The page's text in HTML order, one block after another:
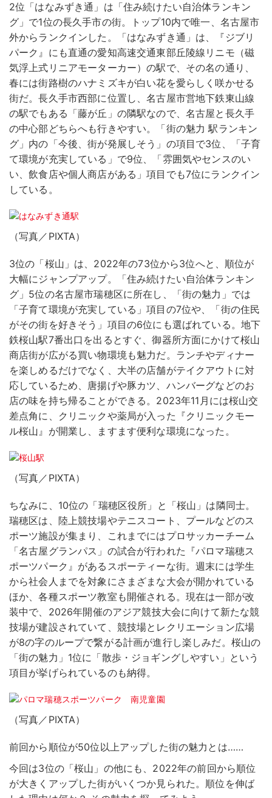
2位「はなみずき通」は「住み続けたい自治体ランキン
グ」で1位の長久手市の街。トップ10内で唯一、名古屋市
外からランクインした。「はなみずき通」は、『ジブリ
パーク』にも直通の愛知高速交通東部丘陵線リニモ（磁
気浮上式リニアモーターカー）の駅で、その名の通り、
春には街路樹のハナミズキが白い花を愛らしく咲かせる
街だ。長久手市西部に位置し、名古屋市営地下鉄東山線
の駅でもある「藤が丘」の隣駅なので、名古屋と長久手
の中心部どちらへも行きやすい。「街の魅力 駅ランキン
グ」内の「今後、街が発展しそう」の項目で3位、「子育
て環境が充実している」で9位、「雰囲気やセンスのい
い、飲食店や個人商店がある」項目でも7位にランクイン
している。
（写真／PIXTA）
3位の「桜山」は、2022年の73位から3位へと、順位が
大幅にジャンプアップ。「住み続けたい自治体ランキン
グ」5位の名古屋市瑞穂区に所在し、「街の魅力」では
「子育て環境が充実している」項目の7位や、「街の住民
がその街を好きそう」項目の6位にも選ばれている。地下
鉄桜山駅7番出口を出るとすぐ、御器所方面にかけて桜山
商店街が広がる買い物環境も魅力だ。ランチやディナー
を楽しめるだけでなく、大半の店舗がテイクアウトに対
応しているため、唐揚げや豚カツ、ハンバーグなどのお
店の味を持ち帰ることができる。2023年11月には桜山交
差点角に、クリニックや薬局が入った『クリニックモー
ル桜山』が開業し、ますます便利な環境になった。
（写真／PIXTA）
ちなみに、10位の「瑞穂区役所」と「桜山」は隣同士。
瑞穂区は、陸上競技場やテニスコート、プールなどのス
ポーツ施設が集まり、これまでにはプロサッカーチーム
「名古屋グランパス」の試合が行われた『パロマ瑞穂ス
ポーツパーク』があるスポーティーな街。週末には学生
から社会人までを対象にさまざまな大会が開かれている
ほか、各種スポーツ教室も開催される。現在は一部が改
装中で、2026年開催のアジア競技大会に向けて新たな競
技場が建設されていて、競技場とレクリエーション広場
が8の字のループで繋がる計画が進行し楽しみだ。桜山の
「街の魅力」1位に「散歩・ジョギングしやすい」という
項目が挙げられているのも納得。
（写真／PIXTA）
前回から順位が50位以上アップした街の魅力とは……
今回は3位の「桜山」の他にも、2022年の前回から順位
が大きくアップした街がいくつか見られた。順位を伸ば